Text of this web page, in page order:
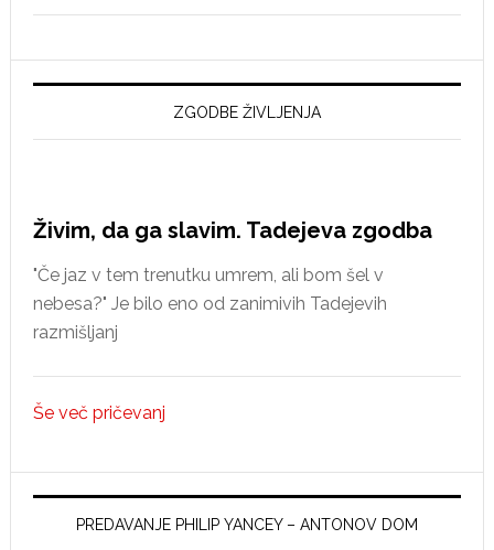
spoznanja
o
reformaciji
v
ZGODBE ŽIVLJENJA
Živim, da ga slavim. Tadejeva zgodba
"Če jaz v tem trenutku umrem, ali bom šel v
nebesa?" Je bilo eno od zanimivih Tadejevih
razmišljanj
Še več pričevanj
PREDAVANJE PHILIP YANCEY – ANTONOV DOM